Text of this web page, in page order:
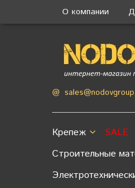
О компании
@
Крепеж SALE
Строительные